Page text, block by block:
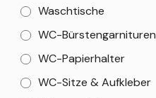
Waschtische
WC-Bürstengarnituren
WC-Papierhalter
WC-Sitze & Aufkleber